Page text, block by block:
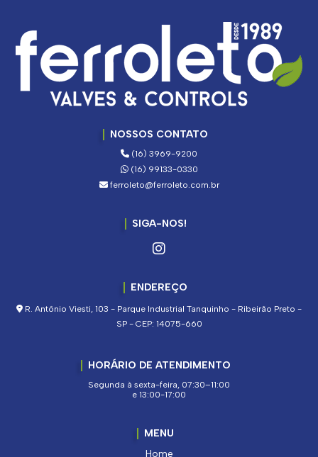
NOSSOS CONTATO
(16) 3969-9200
(16) 99133-0330
ferroleto@ferroleto.com.br
SIGA-NOS!
ENDEREÇO
R. Antônio Viesti, 103 - Parque Industrial Tanquinho - Ribeirão Preto -
SP - CEP: 14075-660
HORÁRIO DE ATENDIMENTO
Segunda à sexta-feira, 07:30–11:00
e 13:00-17:00
MENU
Home